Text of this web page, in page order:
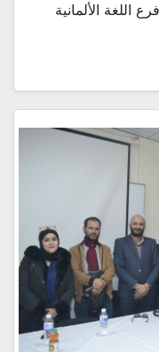
اللغة الألمانية